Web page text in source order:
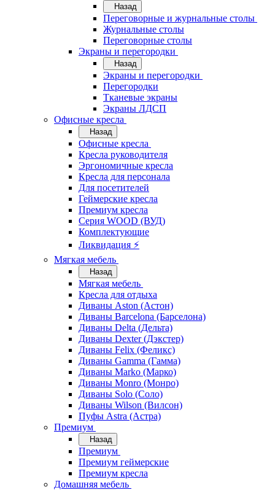
Назад
Переговорные и журнальные столы
Журнальные столы
Переговорные столы
Экраны и перегородки
Назад
Экраны и перегородки
Перегородки
Тканевые экраны
Экраны ЛДСП
Офисные кресла
Назад
Офисные кресла
Кресла руководителя
Эргономичные кресла
Кресла для персонала
Для посетителей
Геймерские кресла
Премиум кресла
Серия WOOD (ВУД)
Комплектующие
Ликвидация ⚡
Мягкая мебель
Назад
Мягкая мебель
Кресла для отдыха
Диваны Aston (Астон)
Диваны Barcelona (Барселона)
Диваны Delta (Дельта)
Диваны Dexter (Дэкстер)
Диваны Felix (Феликс)
Диваны Gamma (Гамма)
Диваны Marko (Марко)
Диваны Monro (Монро)
Диваны Solo (Соло)
Диваны Wilson (Вилсон)
Пуфы Astra (Астра)
Премиум
Назад
Премиум
Премиум геймерские
Премиум кресла
Домашняя мебель